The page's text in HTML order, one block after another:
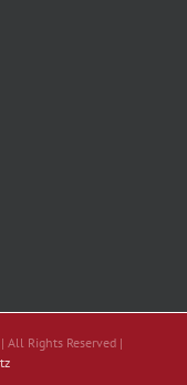
All Rights Reserved |